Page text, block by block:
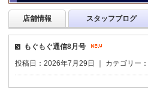
店舗情報 スタッフブログ
もぐもぐ通信8月号
投稿日：2026年7月29日 ｜ カテゴリー：